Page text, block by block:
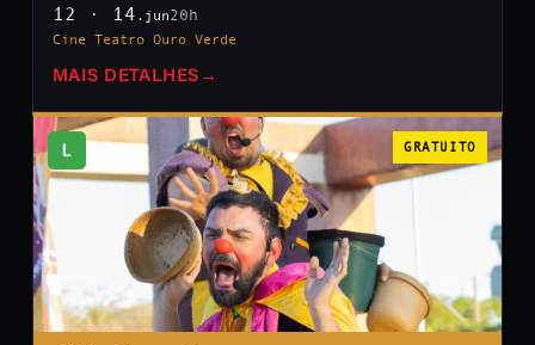
12 · 14 .jun20h
Cine Teatro Ouro Verde
MAIS DETALHES →
L GRATUITO